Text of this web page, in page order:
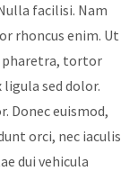
facilisi. Nam
rhoncus enim. Ut
pharetra, tortor
sed dolor.
Donec euismod,
orci, nec iaculis
dui vehicula